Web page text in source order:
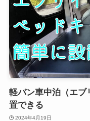
軽バン車中泊（エブ
置できる
2024年4月19日